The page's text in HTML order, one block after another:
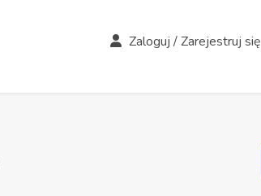
Zaloguj / Zarejestruj się